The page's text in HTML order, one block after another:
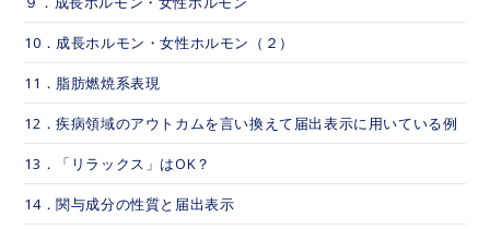
10．成長ホルモン・女性ホルモン（２）
11．脂肪燃焼系表現
12．疾病領域のアウトカムを言い換えて届出表示に用いている例
13．「リラックス」はOK？
14．関与成分の性質と届出表示